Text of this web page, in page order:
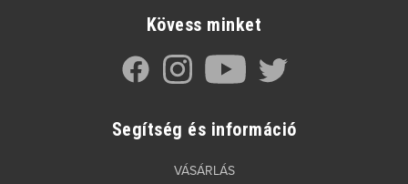
Kövess minket
Segítség és információ
VÁSÁRLÁS